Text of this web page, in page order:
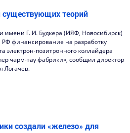
теорий
имени Г. И. Будкера (ИЯФ, Новосибирск)
финансирование на разработку
электрон-позитронного коллайдера
чарм-тау фабрики», сообщил директор
Логачев.
создали «железо» для